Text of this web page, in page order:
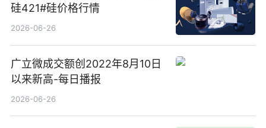
硅421#硅价格行情
2026-06-26
广立微成交额创2022年8月10日
以来新高-每日播报
2026-06-26